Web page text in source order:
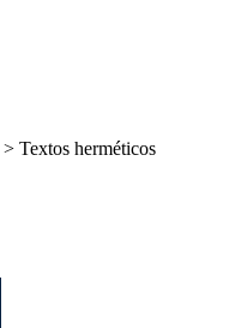
> Textos herméticos